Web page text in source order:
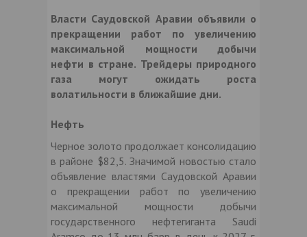
Власти Саудовской Аравии объявили о
прекращении работ по увеличению
максимальной мощности добычи
нефти в стране. Трейдеры природного
газа могут ожидать роста
волатильности в ближайшие дни.
Нефть
Черное золото продолжает консолидацию
в районе $82,5. Значимой новостью стало
объявление властями Саудовской Аравии
о прекращении работ по увеличению
максимальной мощности добычи
государственного нефтегиганта Saudi